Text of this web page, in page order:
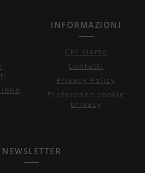
INFORMAZIONI
Chi siamo
Contatti
Privacy Policy
Preferenze cookie
privacy
NEWSLETTER